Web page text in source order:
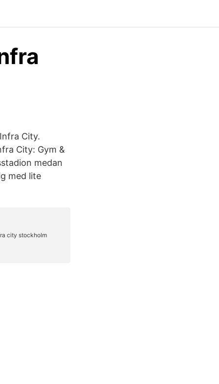
City.
City: Gym &
medan
med lite